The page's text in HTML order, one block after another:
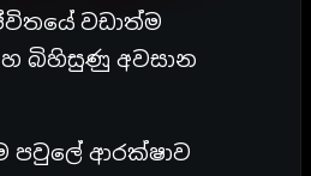
වඩාත්ම
බිහිසුණු අවසාන
පවුලේ ආරක්ෂාව